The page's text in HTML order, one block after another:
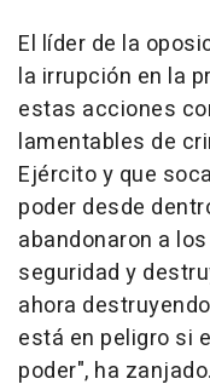
El líder de la
la irrupción en la
estas acciones
lamentables de
Ejército y que
poder desde
abandonaron a
seguridad y
ahora
está en peligro si
poder", ha zanjado.